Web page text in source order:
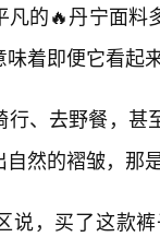
凡的🔥丹宁面
着即便它看起
行、去野餐，甚
然的褶皱，那
说，买了这款